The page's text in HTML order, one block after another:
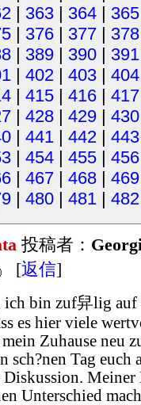
| 363 | 364 | 365
| 376 | 377 | 378
| 389 | 390 | 391
| 402 | 403 | 404
| 415 | 416 | 417
| 428 | 429 | 430
| 441 | 442 | 443
| 454 | 455 | 456
| 467 | 468 | 469
| 480 | 481 | 482
投稿者：
[返信]
ich bin zuf舁lig auf
es hier viele
Zuhause neu
sch?nen Tag euch
Diskussion.
Unterschied